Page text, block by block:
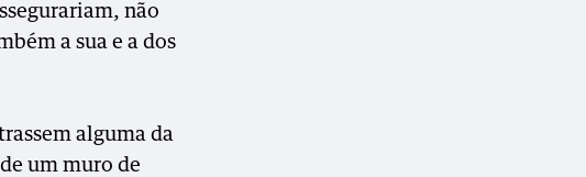
não
a sua e a dos
alguma da
um muro de